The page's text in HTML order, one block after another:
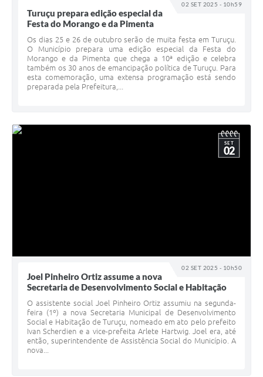
02 SET 2025 - 10h59
Turuçu prepara edição especial da
Festa do Morango e da Pimenta
Os dias 25 e 26 de outubro serão de muita festa em Turuçu.
O Município prepara uma edição especial da Festa do
Morango e da Pimenta que chega a 10ª edição e celebra
também os 30 anos de emancipação política de Turuçu. Para
esta comemoração, uma extensa programação está sendo
preparada pela Prefeitura,...
02 SET 2025 - 10h50
SET
02
Joel Pinheiro Ortiz assume a nova
Secretaria de Desenvolvimento Social e Habitação
O assistente social Joel Pinheiro Ortiz assumiu na segunda-
feira (1º) a nova Secretaria Municipal de Desenvolvimento
Social e Habitação de Turuçu, nomeado em ato pelo prefeito
Ivan Scherdien e a vice-prefeita Arlete Hartwig. Joel era, até
então, superintendente de Assistência Social do Município. A
nova...